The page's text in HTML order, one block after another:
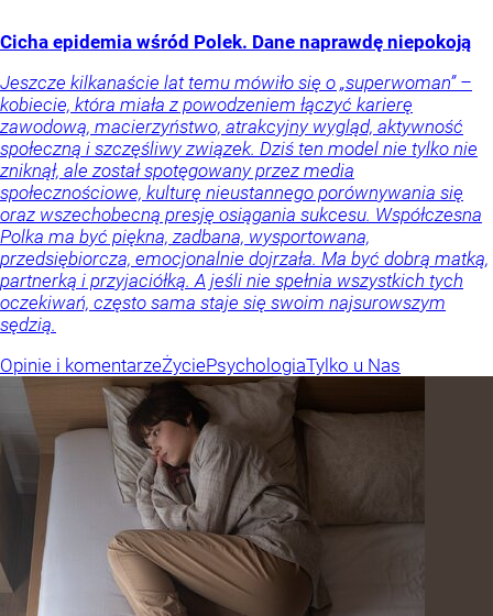
Cicha epidemia wśród Polek. Dane naprawdę niepokoją
Jeszcze kilkanaście lat temu mówiło się o „superwoman” –
kobiecie, która miała z powodzeniem łączyć karierę
zawodową, macierzyństwo, atrakcyjny wygląd, aktywność
społeczną i szczęśliwy związek. Dziś ten model nie tylko nie
zniknął, ale został spotęgowany przez media
społecznościowe, kulturę nieustannego porównywania się
oraz wszechobecną presję osiągania sukcesu. Współczesna
Polka ma być piękna, zadbana, wysportowana,
przedsiębiorcza, emocjonalnie dojrzała. Ma być dobrą matką,
partnerką i przyjaciółką. A jeśli nie spełnia wszystkich tych
oczekiwań, często sama staje się swoim najsurowszym
sędzią.
Opinie i komentarzeŻyciePsychologiaTylko u Nas